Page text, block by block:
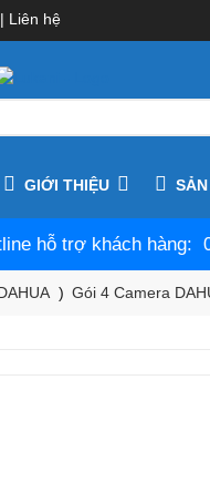
| Liên hệ
GIỚI THIỆU
hỗ trợ khách hàng:
Gói 4 Camera